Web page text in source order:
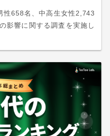
性658名、中高生女性2,743
影響に関する調査を実施し